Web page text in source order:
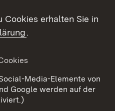
Datenschutz
Cookies
Cookies erhalten Sie in
.
Media-Elemente von
Google werden auf der